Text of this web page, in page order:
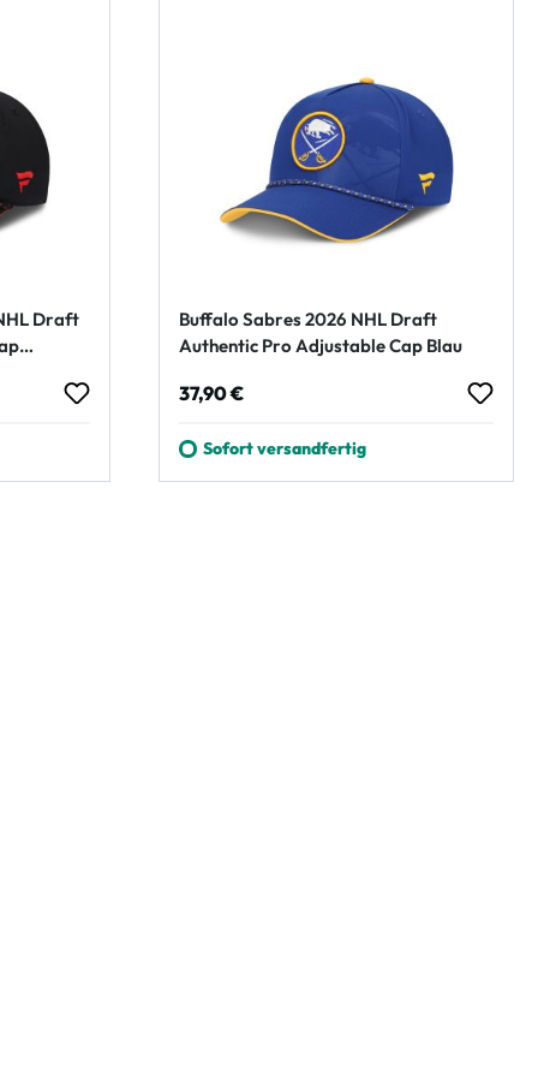
Draft
Buffalo Sabres 2026 NHL Draft
Authentic Pro Adjustable Cap Blau
Regulärer Preis:
37,90 €
Sofort versandfertig